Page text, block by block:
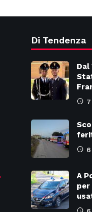
Di Tendenza
Dal
A
per